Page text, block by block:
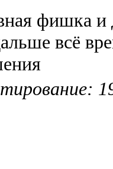
фишка и
всё